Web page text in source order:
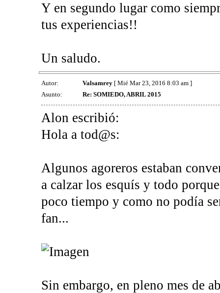
Y en segundo lugar como
tus experiencias!!
Un saludo.
Autor: Valsamrey[ Mié Mar 23, 2016 8:03 am ]
Asunto:
Re: SOMIEDO, ABRIL 2015
Alon escribió:
Hola a tod@s:
Algunos agoreros estaban
a calzar los esquís y todo
poco tiempo y como no podía
fan...
Sin embargo, en pleno mes de